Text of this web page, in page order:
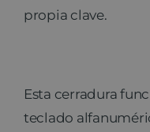
propia clave.
Esta cerradura
teclado